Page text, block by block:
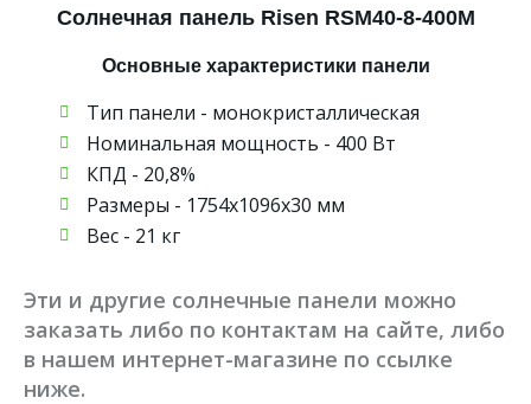
Солнечная панель Risen RSM40-8-400M
Основные характеристики панели
Тип панели - монокристаллическая
Номинальная мощность - 400 Вт
КПД - 20,8%
Размеры - 1754х1096х30 мм
Вес - 21 кг
Эти и другие солнечные панели можно
заказать либо по контактам на сайте, либо
в нашем интернет-магазине по ссылке
ниже.